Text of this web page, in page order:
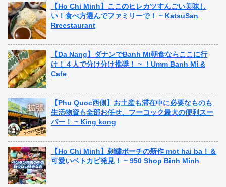
【Ho Chi Minh】ここのヒレカツすんごい美味し
い！食べ方選んでファミリーで！ ~ KatsuSan
Rreestaurant
【Da Nang】ダナンでBanh Mi朝食ならここに行
け！４人で分け分け推奨！ ~ ！Umm Banh Mi &
Cafe
【Phu Quoc西側】お土産も滞在中に必要なものも
生活物資も全部お任せ、フーコック最大の便利スー
パー！ ~ King kong
【Ho Chi Minh】刺繍ポーチの新作 mot hai ba！＆
可愛いベトカピ発見！ ~ 950 Shop Binh Minh